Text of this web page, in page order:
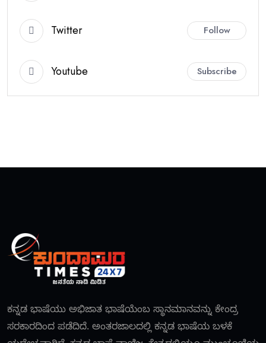
Twitter Follow
Youtube Subscribe
ಕನ್ನಡ ಭಾಷೆಯು ಅಭಿಜಾತ ಭಾಷೆಯೆಂಬ ಸ್ಥಾನಮಾನವನ್ನು ಕೇಂದ್ರ
ಸರಕಾರದಿಂದ ಪಡೆದಿದೆ. ಅಂತರಜಾಲದಲ್ಲಿ ಕನ್ನಡ ಭಾಷೆಯ ಬಳಕೆ